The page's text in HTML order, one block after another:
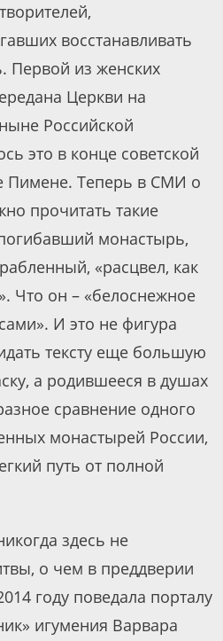
восстанавливать
Первой из женских
Церкви на
Российской
это в конце советской
Пимене. Теперь в СМИ о
прочитать такие
монастырь,
«расцвел, как
Что он – «белоснежное
И это не фигура
тексту еще большую
а родившееся в душах
сравнение одного
монастырей России,
путь от полной
здесь не
о чем в преддверии
году поведала порталу
игумения Варвара